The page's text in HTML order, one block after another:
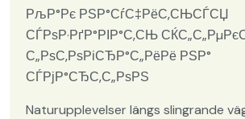
РљР°Рє РЅР°СѓС‡РёС‚СЊСЃСЏ
СЃРѕР·РґР°РІР°С‚СЊ
С„РѕС‚РѕРіСЂР°С„РёРё РЅР°
СЃРјР°СЂС‚С„РѕРЅ
Naturupplevelser längs slingrande